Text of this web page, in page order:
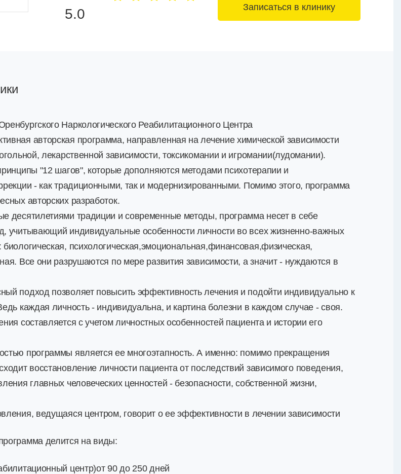
5.0
Наркологического Реабилитационного Центра
авторская программа, направленная на лечение химической зависимости
лекарственной зависимости, токсикомании и игромании(лудомании).
"12 шагов", которые дополняются методами психотерапии и
- как традиционными, так и модернизированными. Помимо этого, программа
авторских разработок.
десятилетиями традиции и современные методы, программа несет в себе
учитывающий индивидуальные особенности личности во всех жизненно-важных
психологическая,эмоциональная,финансовая,физическая,
Все они разрушаются по мере развития зависимости, а значит - нуждаются в
подход позволяет повысить эффективность лечения и подойти индивидуально к
каждая личность - индивидуальна, и картина болезни в каждом случае - своя.
составляется с учетом личностных особенностей пациента и истории его
программы является ее многоэтапность. А именно: помимо прекращения
восстановление личности пациента от последствий зависимого поведения,
главных человеческих ценностей - безопасности, собственной жизни,
ведущаяся центром, говорит о ее эффективности в лечении зависимости
делится на виды:
центр)от 90 до 250 дней